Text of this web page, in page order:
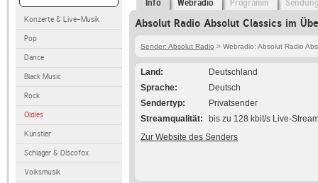
Konzerte & Live-Musik
Pop
Dance
Black Music
Rock
Oldies
Künstler
Schlager & Discofox
Volksmusik
Info Webradio Programm
Absolut Radio Absolut Classics im
Sender: Absolut Radio > Webradio: Absolut Radio
Land
Deutschland
Sprache
Deutsch
Sendertyp
Privatsender
Streamqualität
bis zu 128 kbit/s Live-
Zur Website des Senders